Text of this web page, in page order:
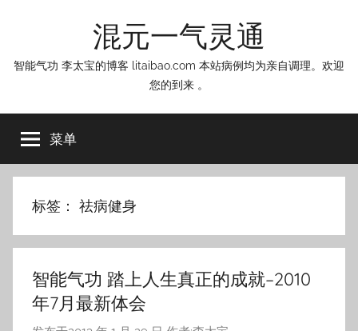
混元一气灵通
智能气功 李太宝的博客 litaibao.com 本站病例均为亲自调理。欢迎
您的到来 。
菜单
标签： 祛病健身
智能气功 踏上人生真正的成就–2010
年7月最新体会